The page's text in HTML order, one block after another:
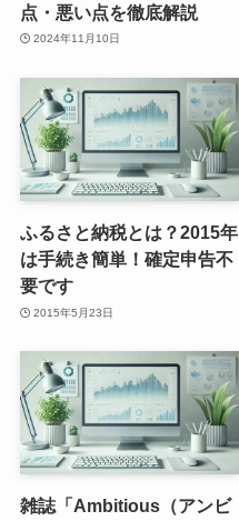
点・悪い点を徹底解説
2024年11月10日
ふるさと納税とは？2015年
は手続き簡単！確定申告不
要です
2015年5月23日
雑誌「Ambitious（アンビ